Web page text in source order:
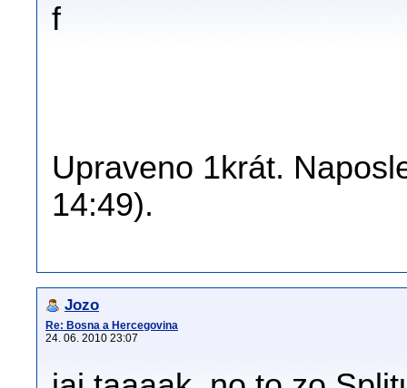
f
Upraveno 1krát.
14:49).
Jozo
Re: Bosna a Hercegovina
24. 06. 2010 23:07